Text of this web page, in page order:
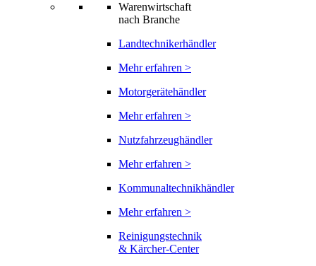
Warenwirtschaft
nach Branche
Landtechnikerhändler
Mehr erfahren >
Motorgerätehändler
Mehr erfahren >
Nutzfahrzeughändler
Mehr erfahren >
Kommunaltechnikhändler
Mehr erfahren >
Reinigungstechnik
& Kärcher-Center